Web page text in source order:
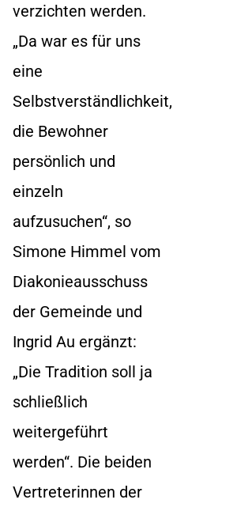
verzichten werden.
„Da war es für uns
eine
Selbstverständlichkeit,
die Bewohner
persönlich und
einzeln
aufzusuchen“, so
Simone Himmel vom
Diakonieausschuss
der Gemeinde und
Ingrid Au ergänzt:
„Die Tradition soll ja
schließlich
weitergeführt
werden“. Die beiden
Vertreterinnen der